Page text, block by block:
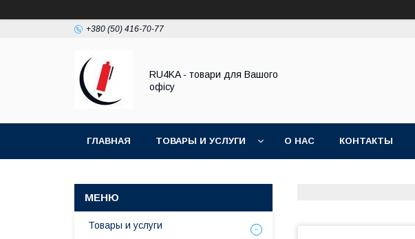
+380 (50) 416-70-77
RU4KA - товари для Вашого
офісу
ГЛАВНАЯ ТОВАРЫ И УСЛУГИ О НАС КОНТАКТЫ
Товары и услуги